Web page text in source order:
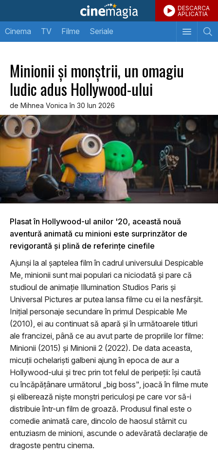
DESCARCA
APLICATIA
Cinema TV Filme Seriale
Minionii și monștrii, un omagiu
ludic adus Hollywood-ului
de Mihnea Vonica în 30 Iun 2026
Plasat în Hollywood-ul anilor '20, această nouă
aventură animată cu minioni este surprinzător de
revigorantă și plină de referințe cinefile
Ajunși la al șaptelea film în cadrul universului Despicable
Me, minionii sunt mai populari ca niciodată și pare că
studioul de animație Illumination Studios Paris și
Universal Pictures ar putea lansa filme cu ei la nesfârșit.
Inițial personaje secundare în primul Despicable Me
(2010), ei au continuat să apară și în următoarele titluri
ale francizei, până ce au avut parte de propriile lor filme:
Minionii (2015) și Minionii 2 (2022). De data aceasta,
micuții ochelariști galbeni ajung în epoca de aur a
Hollywood-ului și trec prin tot felul de peripeții: își caută
cu încăpățânare următorul „big boss", joacă în filme mute
și eliberează niște monștri periculoși pe care vor să-i
distribuie într-un film de groază. Produsul final este o
comedie animată care, dincolo de haosul stârnit cu
entuziasm de minioni, ascunde o adevărată declarație de
dragoste pentru cinema.